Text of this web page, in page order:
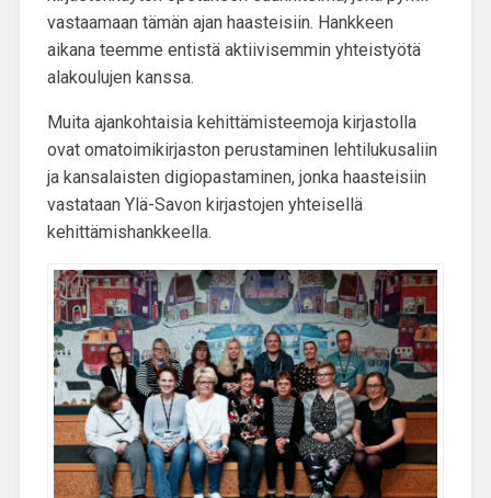
vastaamaan tämän ajan haasteisiin. Hankkeen
aikana teemme entistä aktiivisemmin yhteistyötä
alakoulujen kanssa.
Muita ajankohtaisia kehittämisteemoja kirjastolla
ovat omatoimikirjaston perustaminen lehtilukusaliin
ja kansalaisten digiopastaminen, jonka haasteisiin
vastataan Ylä-Savon kirjastojen yhteisellä
kehittämishankkeella.